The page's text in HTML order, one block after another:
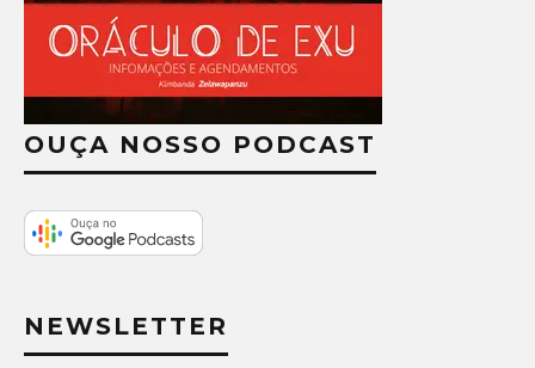
OUÇA NOSSO PODCAST
NEWSLETTER